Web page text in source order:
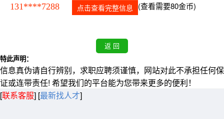
131****7288 点击查看完整信息 (查看需要80金币)
特此声明：
信息真伪请自行辨别，求职应聘须谨慎，网站对此不承担任何保
证或连带责任! 希望我们的平台能为您带来更多的便利！
[联系客服] [最新找人才]